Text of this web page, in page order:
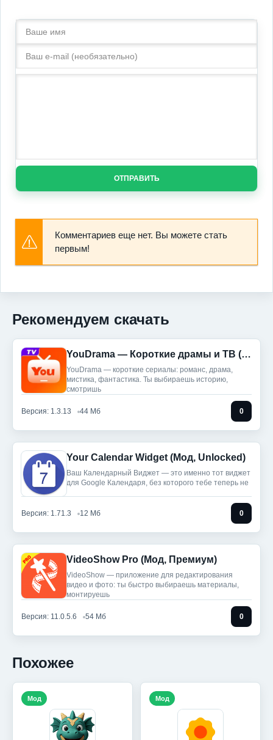
ОТПРАВИТЬ
Комментариев еще нет. Вы можете стать
первым!
Рекомендуем скачать
YouDrama — Короткие драмы и ТВ (Мод, Premium Unlocked)
YouDrama — короткие сериалы: романс, драма,
мистика, фантастика. Ты выбираешь историю,
смотришь
Версия: 1.3.13 44 Мб 0
Your Calendar Widget (Мод, Unlocked)
Ваш Календарный Виджет — это именно тот виджет
для Google Календаря, без которого тебе теперь не
Версия: 1.71.3 12 Мб 0
VideoShow Pro (Мод, Премиум)
VideoShow — приложение для редактирования
видео и фото: ты быстро выбираешь материалы,
монтируешь
Версия: 11.0.5.6 54 Мб 0
Похожее
Мод Мод